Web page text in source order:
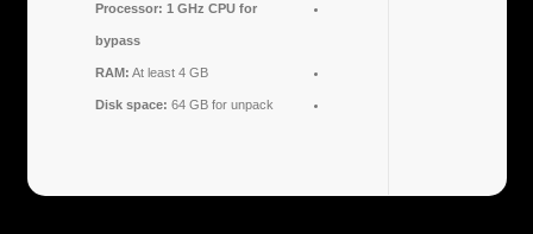
Processor: 1 GHz CPU for
bypass
RAM: At least 4 GB
Disk space: 64 GB for unpack